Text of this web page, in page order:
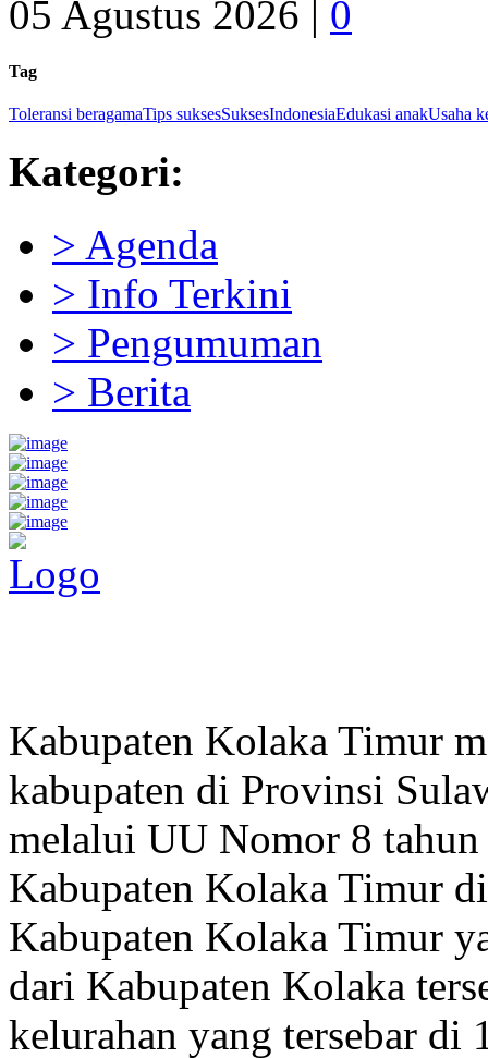
05 Agustus 2026 | 0
Tag
Toleransi beragamaTips suksesSuksesIndonesiaEdukasi anakUsaha
Kategori:
> Agenda
> Info Terkini
> Pengumuman
> Berita
Kabupaten Kolaka Timur
kabupaten di Provinsi
melalui UU Nomor 8
Kabupaten Kolaka Timur
Kabupaten Kolaka Timur
dari Kabupaten Kolaka
kelurahan yang tersebar di